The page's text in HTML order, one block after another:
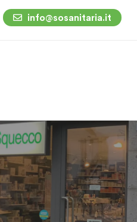
info@sosanitaria.it